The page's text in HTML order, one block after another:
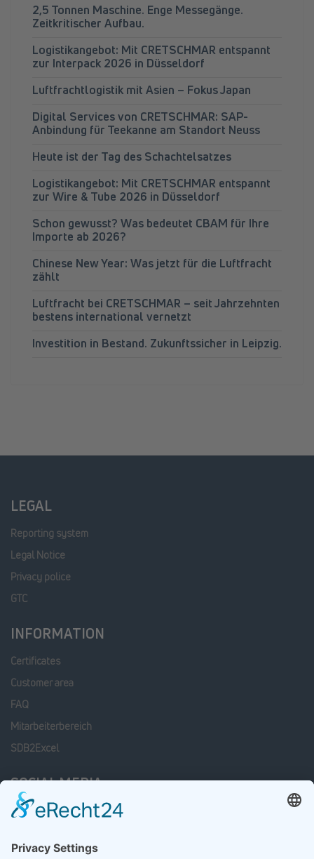
2,5 Tonnen Maschine. Enge Messegänge.
Zeitkritischer Aufbau.
Logistikangebot: Mit CRETSCHMAR entspannt
zur Interpack 2026 in Düsseldorf
Luftfrachtlogistik mit Asien – Fokus Japan
Digital Services von CRETSCHMAR: SAP-
Anbindung für Teekanne am Standort Neuss
Heute ist der Tag des Schachtelsatzes
Logistikangebot: Mit CRETSCHMAR entspannt
zur Wire & Tube 2026 in Düsseldorf
Schon gewusst? Was bedeutet CBAM für Ihre
Importe ab 2026?
Chinese New Year: Was jetzt für die Luftfracht
zählt
Luftfracht bei CRETSCHMAR – seit Jahrzehnten
bestens international vernetzt
Investition in Bestand. Zukunftssicher in Leipzig.
LEGAL
Reporting system
Legal Notice
Privacy police
GTC
INFORMATION
Certificates
Customer area
FAQ
Mitarbeiterbereich
SDB2Excel
SOCIAL MEDIA
Facebook
Linkedin
xing